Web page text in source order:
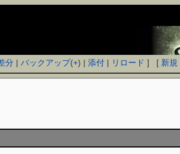
分 |バックアップ(+) |添付 | リロード ] [ 新規